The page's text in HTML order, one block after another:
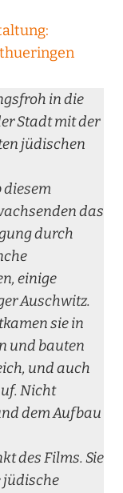
in die
Stadt mit der
jüdischen
diesem
das
durch
einige
Auschwitz.
sie in
und bauten
und auch
Nicht
dem Aufbau
des Films. Sie
jüdische